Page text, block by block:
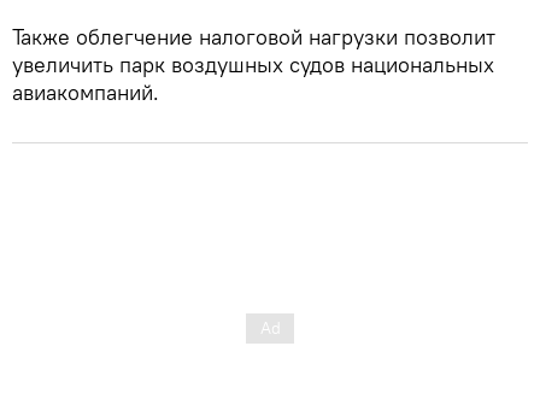
Также облегчение налоговой нагрузки позволит
увеличить парк воздушных судов национальных
авиакомпаний.